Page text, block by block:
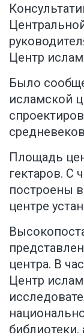
Центр
Было
исламской
Площадь
гектаров. С
построены
центре
центра. В
Центр